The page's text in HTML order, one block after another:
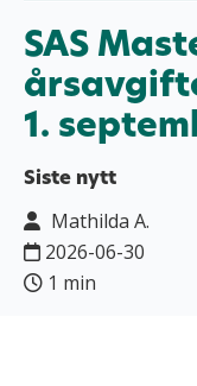
SAS
1.
Siste nytt
Mathilda A.
2026-06-30
1 min